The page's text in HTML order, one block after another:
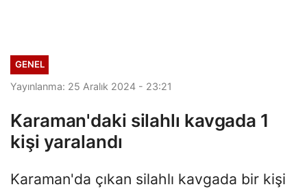
GENEL
Yayınlanma: 25 Aralık 2024 - 23:21
Karaman'daki silahlı kavgada 1
kişi yaralandı
Karaman'da çıkan silahlı kavgada bir kişi